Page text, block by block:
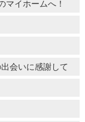
イホームへ！
会いに感謝して